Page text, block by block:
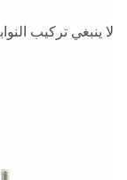
لا ينبغي تركيب